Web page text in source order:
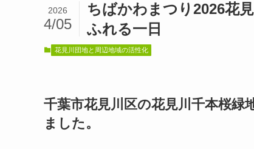
ちばかわまつり2026花
ふれる一日
2026
4/05
花見川団地と周辺地域の活性化
千葉市花見川区の花見川千本桜
ました。